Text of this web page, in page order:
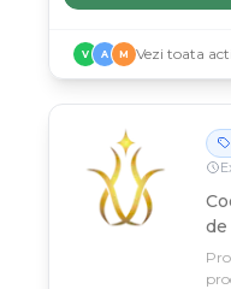
V A M Vezi toata